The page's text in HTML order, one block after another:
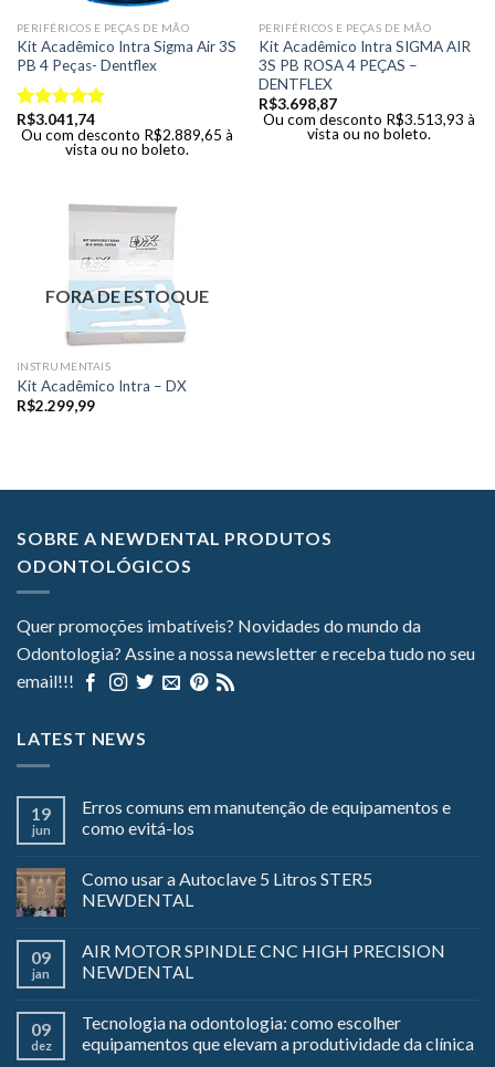
PERIFÉRICOS E PEÇAS DE MÃO
Kit Acadêmico Intra Sigma Air 3S
PB 4 Peças- Dentflex
Avaliação
5.00de 5
R$3.041,74
Ou com desconto R$2.889,65 à
vista ou no boleto.
PERIFÉRICOS E PEÇAS DE MÃO
Kit Acadêmico Intra SIGMA AIR
3S PB ROSA 4 PEÇAS –
DENTFLEX
R$3.698,87
Ou com desconto R$3.513,93 à
vista ou no boleto.
FORA DE ESTOQUE
INSTRUMENTAIS
Kit Acadêmico Intra – DX
R$2.299,99
SOBRE A NEWDENTAL PRODUTOS
ODONTOLÓGICOS
Quer promoções imbatíveis? Novidades do mundo da
Odontologia? Assine a nossa newsletter e receba tudo no seu
email!!!
LATEST NEWS
19
jun
Erros comuns em manutenção de equipamentos e
como evitá-los
Como usar a Autoclave 5 Litros STER5
NEWDENTAL
09
jan
AIR MOTOR SPINDLE CNC HIGH PRECISION
NEWDENTAL
09
dez
Tecnologia na odontologia: como escolher
equipamentos que elevam a produtividade da clínica